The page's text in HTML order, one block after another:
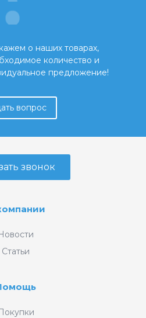
о наших товарах,
количество и
предложение!
вопрос
звонок
Статьи